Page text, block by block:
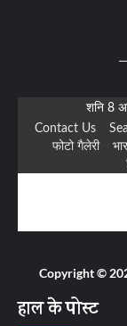
Copyright ©
हाल के पोस्ट